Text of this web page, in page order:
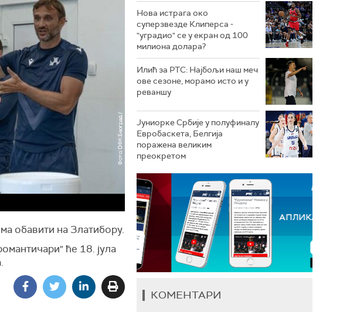
обавити на Златибору.
ће 18. јула
Нова истрага око
суперзвезде Клиперса -
"уградио" се у екран од 100
милиона долара?
Илић за РТС: Најбољи наш меч
ове сезоне, морамо исто и у
реваншу
Јуниорке Србије у полуфиналу
Евробаскета, Белгија
поражена великим
преокретом
КОМЕНТАРИ